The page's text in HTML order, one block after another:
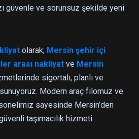
güvenle ve sorunsuz şekilde yeni
olarak; Mersin şehir içi
arası nakliyat ve Mersin
sigortalı, planlı ve
Modern araç filomuz ve
sayesinde Mersin’den
taşımacılık hizmeti